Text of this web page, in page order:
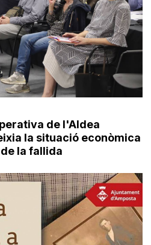
de l'Aldea
la situació econòmica
la fallida